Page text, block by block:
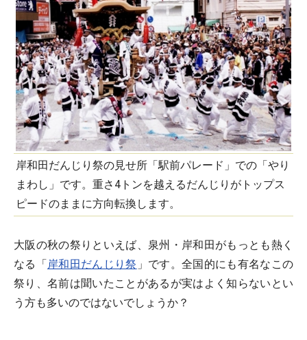
岸和田だんじり祭の見せ所「駅前パレード」での「やり
まわし」です。重さ4トンを越えるだんじりがトップス
ピードのままに方向転換します。
大阪の秋の祭りといえば、泉州・岸和田がもっとも熱く
なる「岸和田だんじり祭 」です。全国的にも有名なこの
祭り、名前は聞いたことがあるが実はよく知らないとい
う方も多いのではないでしょうか？